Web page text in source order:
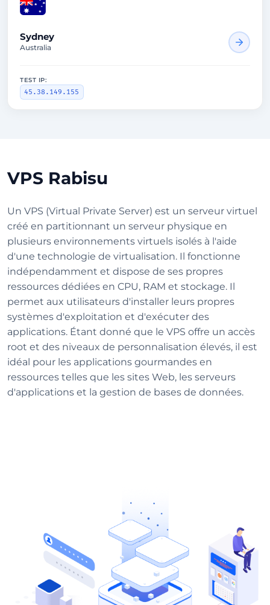
Sydney
Australia
TEST IP:
45.38.149.155
VPS Rabisu
Un VPS (Virtual Private Server) est un serveur virtuel
créé en partitionnant un serveur physique en
plusieurs environnements virtuels isolés à l'aide
d'une technologie de virtualisation. Il fonctionne
indépendamment et dispose de ses propres
ressources dédiées en CPU, RAM et stockage. Il
permet aux utilisateurs d'installer leurs propres
systèmes d'exploitation et d'exécuter des
applications. Étant donné que le VPS offre un accès
root et des niveaux de personnalisation élevés, il est
idéal pour les applications gourmandes en
ressources telles que les sites Web, les serveurs
d'applications et la gestion de bases de données.